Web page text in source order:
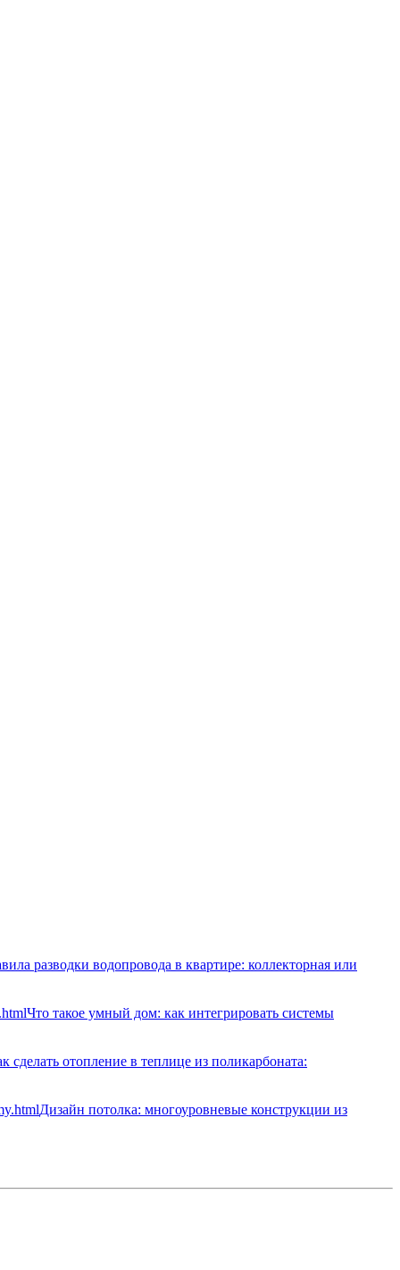
разводки водопровода в квартире: коллекторная или
Что такое умный дом: как интегрировать системы
сделать отопление в теплице из поликарбоната:
Дизайн потолка: многоуровневые конструкции из